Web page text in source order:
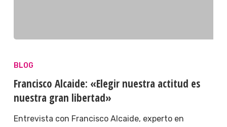
BLOG
Francisco Alcaide: «Elegir nuestra actitud es
nuestra gran libertad»
Entrevista con Francisco Alcaide, experto en